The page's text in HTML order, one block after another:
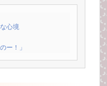
心境
ー！」